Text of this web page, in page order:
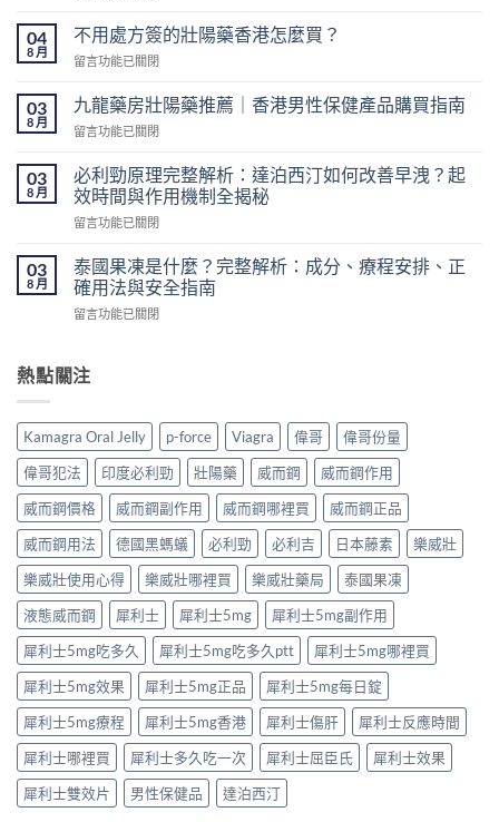
而
鋼
香
網
購
指
價
格、
50mg
錢、
醫
生
紙
與
安
購
買
注
意
事
項〉
中
04
8 月
不用處方簽的壯陽藥香港怎麼買？
在
用
處
方
的
壯
藥
港
怎
麼
買？〉
留言功能已關閉
03
8 月
九龍藥房壯陽藥推薦｜香港男性保健產品購買指南
在
龍
藥
房
壯
藥
推
薦
｜
男
健
產
品
購
買
指
南〉
中
留言功能已關閉
03
8 月
必利勁原理完整解析：達泊西汀如何改善早洩？起
效時間與作用機制全揭秘
在
利
勁
原
理
解
西
汀
如
何
改
善
早
洩？
起
效
時
間
與
作
用
機
制
全
揭
秘〉
留言功能已關閉
03
8 月
泰國果凍是什麼？完整解析：成分、療程安排、正
確用法與安全指南
在
果
凍
什
麼？
完
整
解
析：
成
分、
療
程
安
排、
正
確
用
法
與
安
全
指
南〉
留言功能已關閉
熱點關注
Kamagra Oral Jelly p-force Viagra 偉哥
偉哥份量
偉哥犯法
印度必利勁 壯陽藥 威而鋼
威而鋼作用
威而鋼價格
威而鋼副作用 威而鋼哪裡買
威而鋼正品
威而鋼用法
德國黑螞蟻 必利勁 必利吉 日本藤素
樂威壯
樂威壯使用心得
樂威壯哪裡買 樂威壯藥局
泰國果凍
液態威而鋼
犀利士 犀利士5mg
犀利士5mg副作用
犀利士5mg吃多久
犀利士5mg吃多久ptt
犀利士5mg哪裡買
犀利士5mg效果
犀利士5mg正品
犀利士5mg每日錠
犀利士5mg療程
犀利士5mg香港 犀利士傷肝
犀利士反應時間
犀利士哪裡買
犀利士多久吃一次 犀利士屈臣氏
犀利士效果
犀利士雙效片
男性保健品 達泊西汀